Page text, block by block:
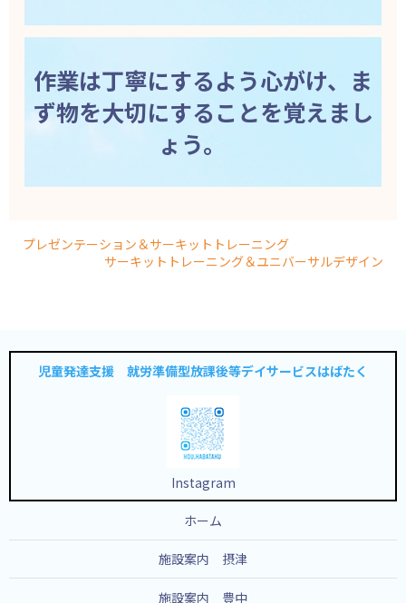
作業は丁寧にするよう心がけ、ま
ず物を大切にすることを覚えまし
ょう。
プレゼンテーション＆サーキットトレーニング
サーキットトレーニング＆ユニバーサルデザイン
児童発達支援 就労準備型放課後等デイサービスはばたく
Instagram
ホーム
施設案内 摂津
施設案内 豊中